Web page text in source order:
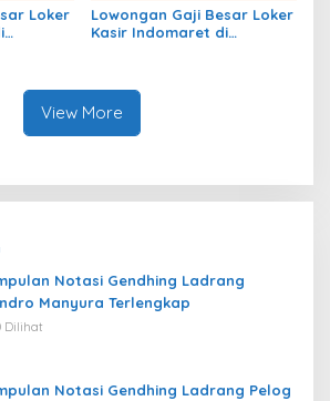
Loker
Lowongan Gaji Besar Loker
Kasir Indomaret di
View More
Notasi Gendhing Ladrang
Manyura Terlengkap
Dilihat
Notasi Gendhing Ladrang Pelog